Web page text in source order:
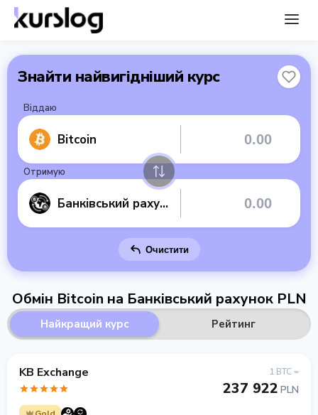
Знайти найвигідніший курс
Віддаю
Bitcoin
Отримую
Банківський рахунок PLN
Очистити
Обмін Bitcoin на Банківський рахунок PLN
Найкращий курс Рейтинг
KB Exchange 1 BTC =
237 922 PLN